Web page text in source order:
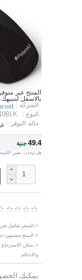
المنتج غير
بالاسفل
الشركة :
النوع :
حالة التوفر :
49.4جنية
هل وجدت نفس
> السعر شامل
> المنتج مضمون
والاحكام
يمكنك